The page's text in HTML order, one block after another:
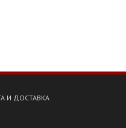
И ДОСТАВКА